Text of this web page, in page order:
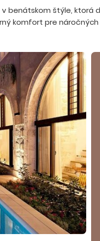
benátskom štýle, ktorá
komfort pre